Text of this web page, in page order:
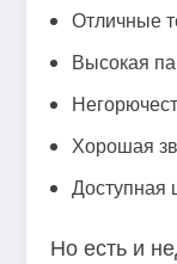
Отличные
Высокая
Хорошая
Доступная
Но есть и